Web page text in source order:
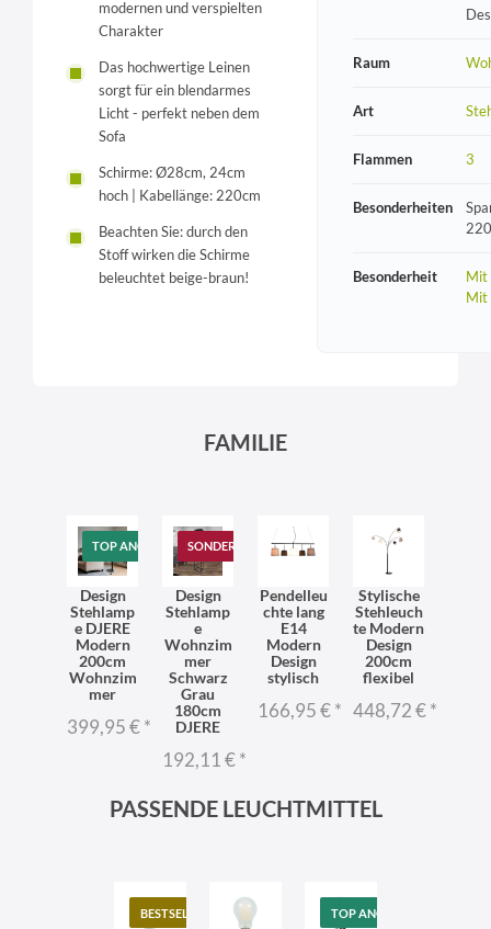
modernen und verspielten
Charakter
Das hochwertige Leinen
sorgt für ein blendarmes
Licht - perfekt neben dem
Sofa
Schirme: Ø28cm, 24cm
hoch | Kabellänge: 220cm
Beachten Sie: durch den
Stoff wirken die Schirme
beleuchtet beige-braun!
Raum
Art
Flammen 3
Besonderheiten
Besonderheit
Mit
Mit
FAMILIE
TOP ANGEBOT
Design
Stehlamp
e DJERE
Modern
200cm
Wohnzim
mer
399,95 €*
SONDERANGEBOT
Design
Stehlamp
e
Wohnzim
mer
Schwarz
Grau
180cm
DJERE
192,11 €*
Pendelleu
chte lang
E14
Modern
Design
stylisch
166,95 €*
Stylische
Stehleuch
te Modern
Design
200cm
flexibel
448,72 €*
PASSENDE LEUCHTMITTEL
BESTSELLER TOP ANGEBOT